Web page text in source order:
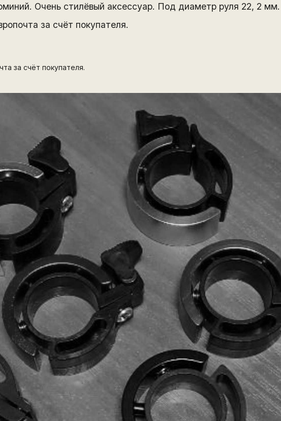
Очень стилёвый аксессуар. Под диаметр руля 22, 2 мм.
за счёт покупателя.
за счёт покупателя.